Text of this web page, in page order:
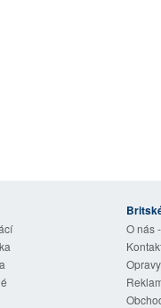
O nás
Opravy